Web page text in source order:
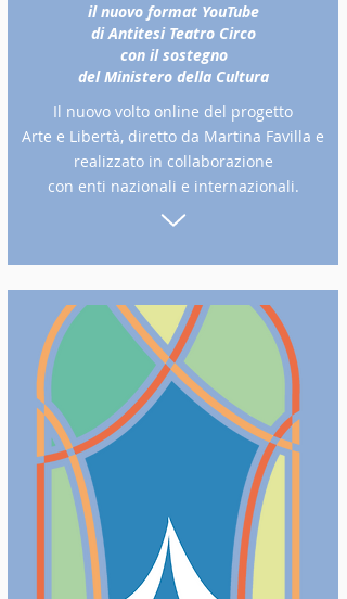
il nuovo format YouTube
di Antitesi Teatro Circo
con il sostegno
del Ministero della Cultura
Il nuovo volto online del progetto
Arte e Libertà, diretto da Martina Favilla e
realizzato in collaborazione
con enti nazionali e internazionali.